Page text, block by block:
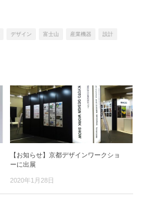
デザイン 富士山 産業機器 設計
【お知らせ】京都デザインワークショ
ーに出展
2020年1月28日